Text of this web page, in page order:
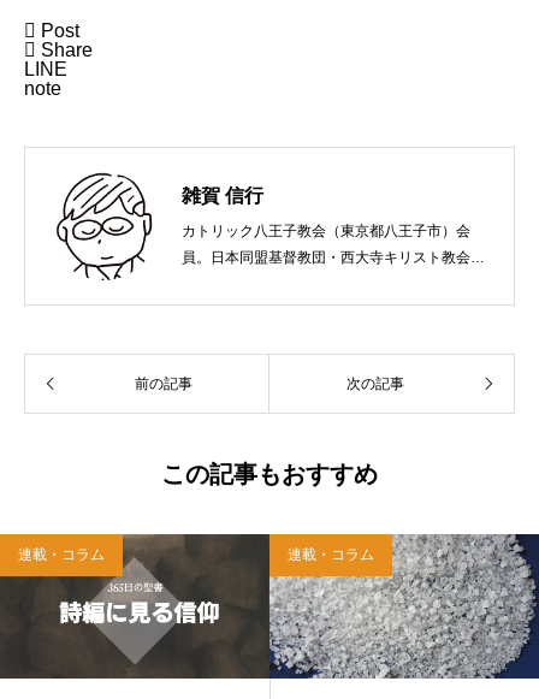
 Post
 Share
LINE
note
雑賀 信行
カトリック八王子教会（東京都八王子市）会
員。日本同盟基督教団・西大寺キリスト教会
れ。関西学院大学社会学部卒業。９０年代、い
て、雜賀編集工房として独立。
前の記事 次の記事
この記事もおすすめ
連載・コラム 連載・コラム